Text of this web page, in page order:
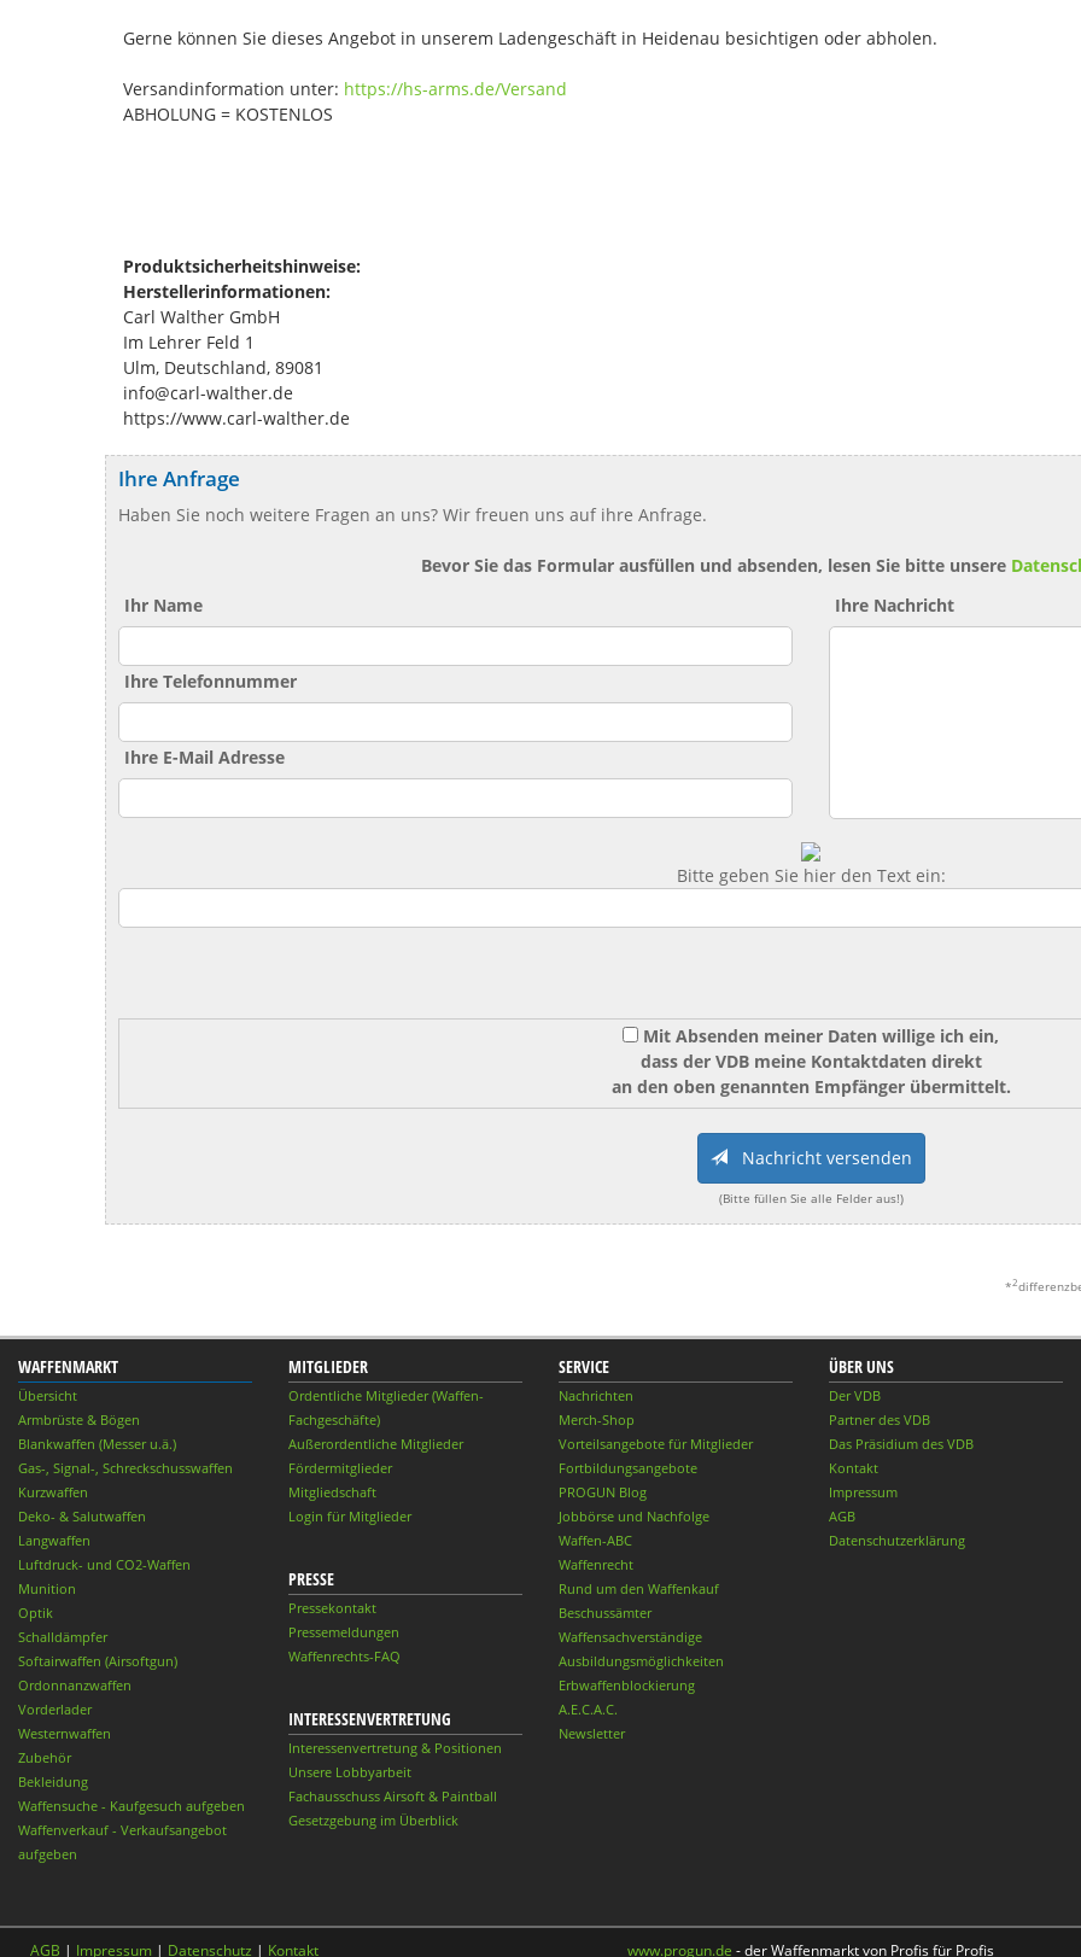
Gerne können Sie dieses Angebot in unserem Ladengeschäft in Heidenau besichtigen oder abholen.
Versandinformation unter: https://hs-arms.de/Versand
ABHOLUNG = KOSTENLOS
Produktsicherheitshinweise:
Herstellerinformationen:
Carl Walther GmbH
Im Lehrer Feld 1
Ulm, Deutschland, 89081
info@carl-walther.de
https://www.carl-walther.de
Ihre Anfrage
Haben Sie noch weitere Fragen an uns? Wir freuen uns auf ihre Anfrage.
Bevor Sie das Formular ausfüllen und absenden, lesen Sie bitte unsere
Ihr Name
Ihre Telefonnummer
Ihre E-Mail Adresse
Ihre Nachricht
Bitte geben Sie hier den Text ein:
Mit Absenden meiner Daten willige ich ein,
dass der VDB meine Kontaktdaten direkt
an den oben genannten Empfänger übermittelt.
Nachricht versenden
(Bitte füllen Sie alle Felder aus!)
*2
WAFFENMARKT
Übersicht
Armbrüste & Bögen
Blankwaffen (Messer u.ä.)
Gas-, Signal-, Schreckschusswaffen
Kurzwaffen
Deko- & Salutwaffen
Langwaffen
Luftdruck- und CO2-Waffen
Munition
Optik
Schalldämpfer
Softairwaffen (Airsoftgun)
Ordonnanzwaffen
Vorderlader
Westernwaffen
Zubehör
Bekleidung
Waffensuche - Kaufgesuch aufgeben
Waffenverkauf - Verkaufsangebot
aufgeben
MITGLIEDER
Ordentliche Mitglieder (Waffen-
Fachgeschäfte)
Außerordentliche Mitglieder
Fördermitglieder
Mitgliedschaft
Login für Mitglieder
PRESSE
Pressekontakt
Pressemeldungen
Waffenrechts-FAQ
INTERESSENVERTRETUNG
Interessenvertretung & Positionen
Unsere Lobbyarbeit
Fachausschuss Airsoft & Paintball
Gesetzgebung im Überblick
SERVICE
Nachrichten
Merch-Shop
Vorteilsangebote für Mitglieder
Fortbildungsangebote
PROGUN Blog
Jobbörse und Nachfolge
Waffen-ABC
Waffenrecht
Rund um den Waffenkauf
Beschussämter
Waffensachverständige
Ausbildungsmöglichkeiten
Erbwaffenblockierung
A.E.C.A.C.
Newsletter
ÜBER UNS
Der VDB
Partner des VDB
Das Präsidium des VDB
Kontakt
Impressum
AGB
Datenschutzerklärung
AGB | Impressum | Datenschutz | Kontakt www.progun.de - der Waffenmarkt von Profis für Profis